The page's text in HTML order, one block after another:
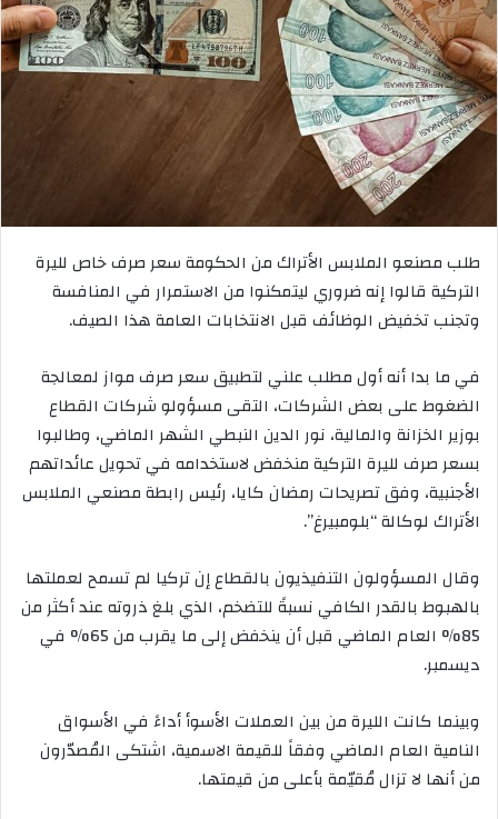
د
ا
إ
ل
ك
ت
ر
ن
ا
طلب مصنعو الملابس الأتراك من الحكومة سعر صرف خاص لليرة
التركية قالوا إنه ضروري ليتمكنوا من الاستمرار في المنافسة
وتجنب تخفيض الوظائف قبل الانتخابات العامة هذا الصيف.
في ما بدا أنه أول مطلب علني لتطبيق سعر صرف مواز لمعالجة
الضغوط على بعض الشركات، التقى مسؤولو شركات القطاع
بوزير الخزانة والمالية، نور الدين النبطي الشهر الماضي، وطالبوا
بسعر صرف لليرة التركية منخفض لاستخدامه في تحويل عائداتهم
الأجنبية، وفق تصريحات رمضان كايا، رئيس رابطة مصنعي الملابس
الأتراك لوكالة “بلومبيرغ”.
وقال المسؤولون التنفيذيون بالقطاع إن تركيا لم تسمح لعملتها
بالهبوط بالقدر الكافي نسبةً للتضخم، الذي بلغ ذروته عند أكثر من
85% العام الماضي قبل أن ينخفض ​​إلى ما يقرب من 65% في
ديسمبر.
وبينما كانت الليرة من بين العملات الأسوأ أداءً في الأسواق
النامية العام الماضي وفقاً للقيمة الاسمية، اشتكى المُصدّرون
من أنها لا تزال مُقيّمة بأعلى من قيمتها.